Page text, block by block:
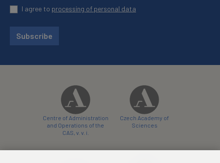
I agree to processing of personal data
Subscribe
Centre of Administration
and Operations of the
CAS, v. v. i.
Czech Academy of
Sciences